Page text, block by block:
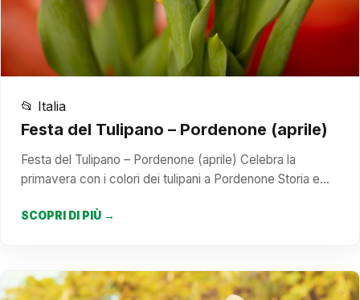
📂 Italia
Festa del Tulipano – Pordenone (aprile)
Festa del Tulipano – Pordenone (aprile) Celebra la
primavera con i colori dei tulipani a Pordenone Storia e…
SCOPRI DI PIÙ →